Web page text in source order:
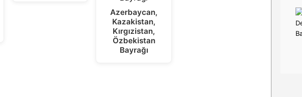
Azerbaycan,
Kazakistan,
Kırgızistan,
Özbekistan
Bayrağı